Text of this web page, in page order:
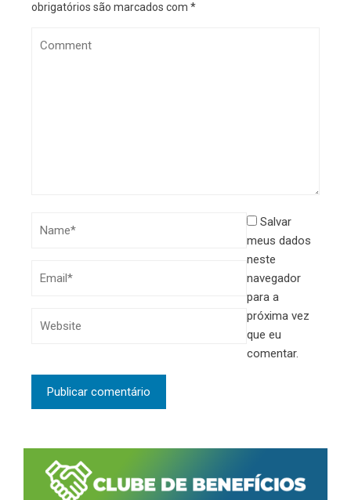
obrigatórios são marcados com *
Salvar
meus dados
neste
navegador
para a
próxima vez
que eu
comentar.